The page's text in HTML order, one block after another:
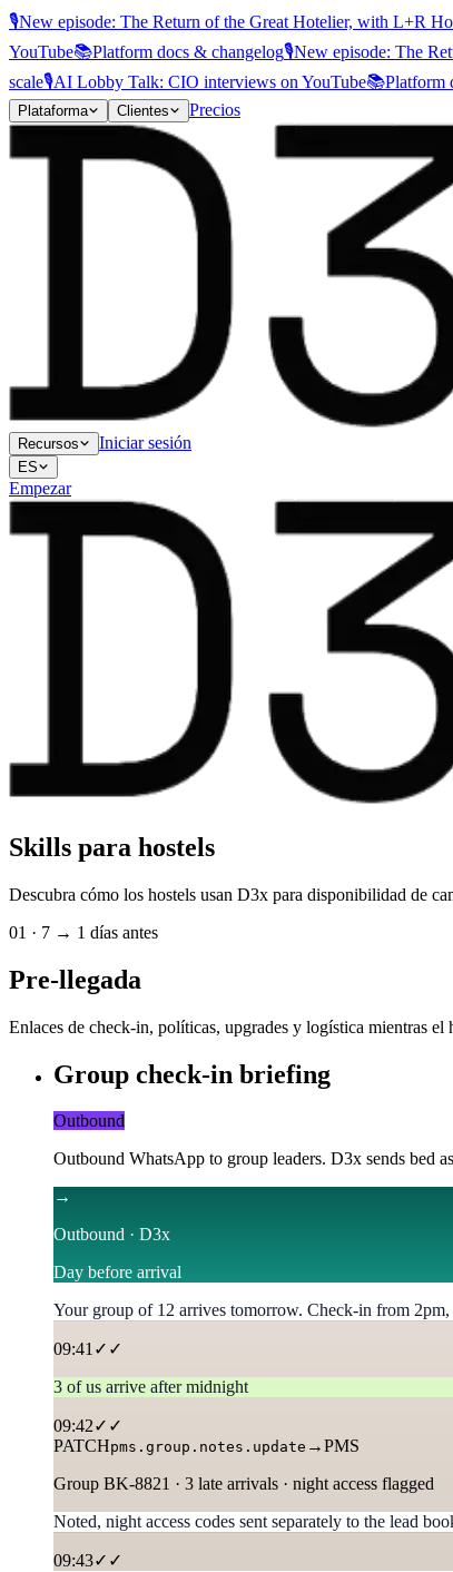
🎙️New episode: The Return of the Great Hotelier, with L+R
YouTube📚Platform docs & changelog🎙️New episode: The
scale🎙️AI Lobby Talk: CIO interviews on YouTube📚Platform
Plataforma Clientes Precios
Recursos Iniciar sesión
ES
Empezar
Skills para hostels
Descubra cómo los hostels usan D3x para disponibilidad de
01 · 7 → 1 días antes
Pre-llegada
Enlaces de check-in, políticas, upgrades y logística mientras el
Group check-in briefing
Outbound
Outbound WhatsApp to group leaders. D3x sends bed
→
Outbound · D3x
Day before arrival
Your group of 12 arrives tomorrow. Check-in from
09:41✓✓
3 of us arrive after midnight
09:42✓✓
PATCHpms.group.notes.update →PMS
Group BK-8821 · 3 late arrivals · night access flagged
Noted, night access codes sent separately to the lead
09:43✓✓